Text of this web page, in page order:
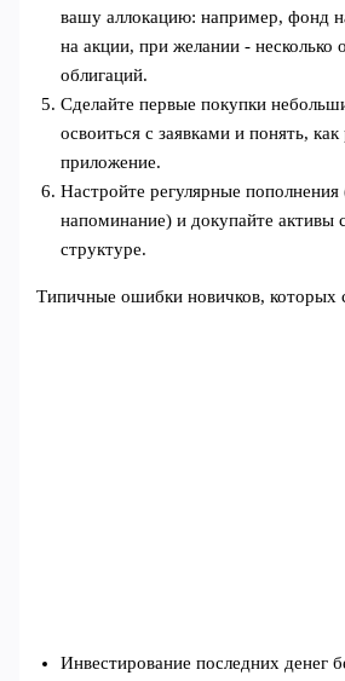
вашу аллокацию: например, фонд
на акции, при желании - несколько
облигаций.
Сделайте первые покупки
освоиться с заявками и понять, как
приложение.
Настройте регулярные пополнения
напоминание) и докупайте активы
структуре.
Типичные ошибки новичков, которых
Инвестирование последних денег